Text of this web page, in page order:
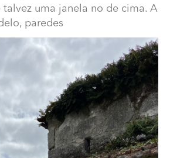
e janelas em casa se pedra?
tenha experiência com casas de
com primeiro andar. Preciso de abrir
uma janela no de cima. A
paredes